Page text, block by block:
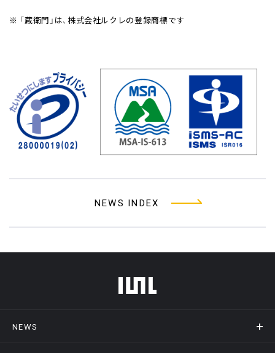
※ 「蔵衛門」は、株式会社ルクレの登録商標です
NEWS INDEX
フッターメニュー
NEWS